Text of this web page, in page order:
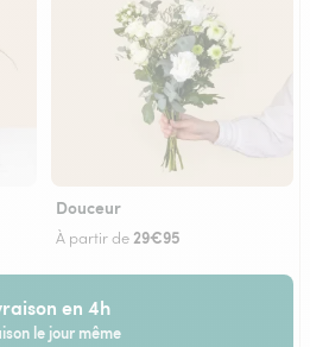
Douceur
À partir de29€95
en 4h
le jour même